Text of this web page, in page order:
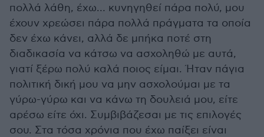
πολλά λάθη, έχω… κυνηγηθεί πάρα πολύ, μου
έχουν χρεώσει πάρα πολλά πράγματα τα οποία
δεν έχω κάνει, αλλά δε μπήκα ποτέ στη
διαδικασία να κάτσω να ασχοληθώ με αυτά,
γιατί ξέρω πολύ καλά ποιος είμαι. Ήταν πάγια
πολιτική δική μου να μην ασχολούμαι με τα
γύρω-γύρω και να κάνω τη δουλειά μου, είτε
αρέσω είτε όχι. Συμβιβάζεσαι με τις επιλογές
σου. Στα τόσα χρόνια που έχω παίξει είναι